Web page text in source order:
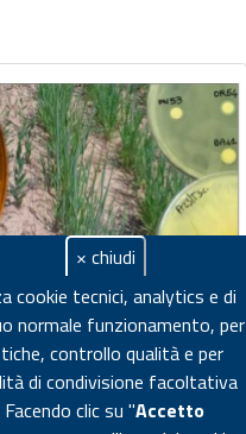
della Terra:
'benefici' al
e
× chiudi
cookie tecnici, analytics e di
normale funzionamento, per
controllo qualità e per
di condivisione facoltativa
Facendo clic su "Accetto